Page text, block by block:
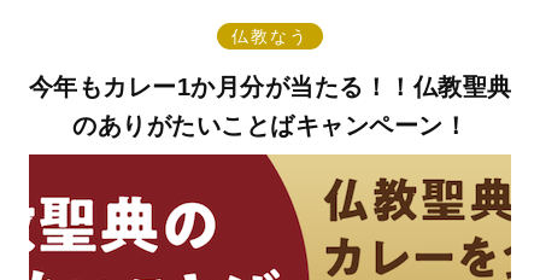
仏教なう
今年もカレー1か月分が当たる！！仏教聖典
のありがたいことばキャンペーン！